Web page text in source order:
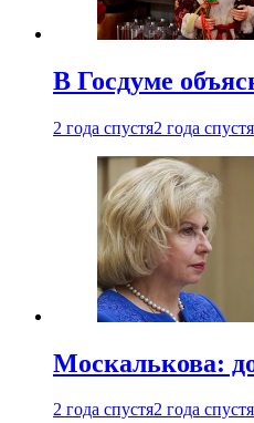
В Госдуме
2 года спустя2 года спустя
Москалькова:
2 года спустя2 года спустя